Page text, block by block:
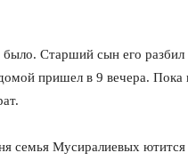
было. Старший сын его
пришел в 9 вечера. Пока
семья Мусиралиевых